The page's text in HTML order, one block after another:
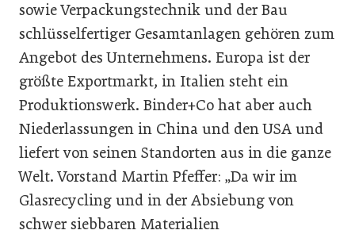
sowie Verpackungstechnik und der Bau
schlüsselfertiger Gesamtanlagen gehören zum
Angebot des Unternehmens. Europa ist der
größte Exportmarkt, in Italien steht ein
Produktionswerk. Binder+Co hat aber auch
Niederlassungen in China und den USA und
liefert von seinen Standorten aus in die ganze
Welt. Vorstand Martin Pfeffer: „Da wir im
Glasrecycling und in der Absiebung von
schwer siebbaren Materialien